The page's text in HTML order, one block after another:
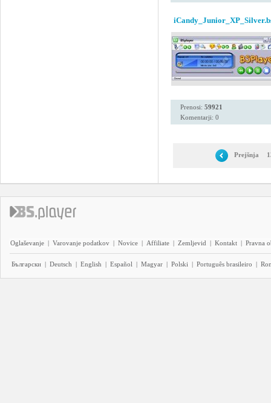
Prenosi: 59921
Komentarji: 0
Prejšnja
Oglaševanje | Varovanje podatkov | Novice | Affiliate | Zemljevid | Kontakt | Pravna
Български | Deutsch | English | Español | Magyar | Polski | Português brasileiro |